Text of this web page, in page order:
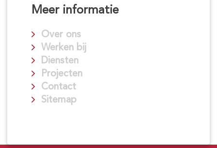
Meer informatie
Over ons
Werken bij
Diensten
Projecten
Contact
Sitemap